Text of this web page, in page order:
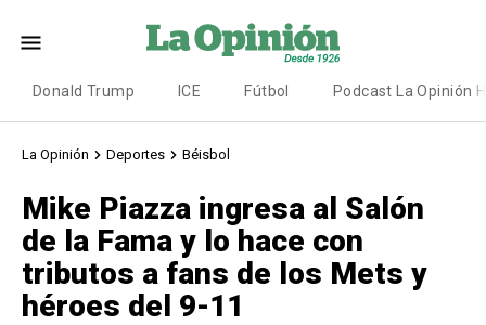
Donald Trump ICE Fútbol Podcast La Opinión
La Opinión Deportes Béisbol
Mike Piazza ingresa al Salón
de la Fama y lo hace con
tributos a fans de los Mets y
héroes del 9-11